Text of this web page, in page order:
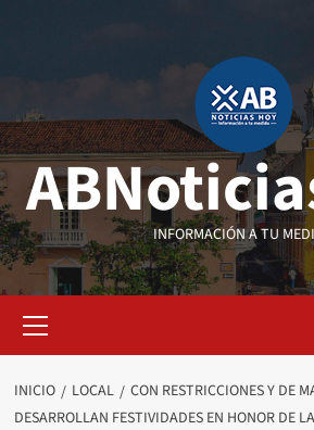
INFORMACIÓN A TU
primario
INICIO LOCAL
CON RESTRICCIONES Y DE
DESARROLLAN FESTIVIDADES EN HONOR DE